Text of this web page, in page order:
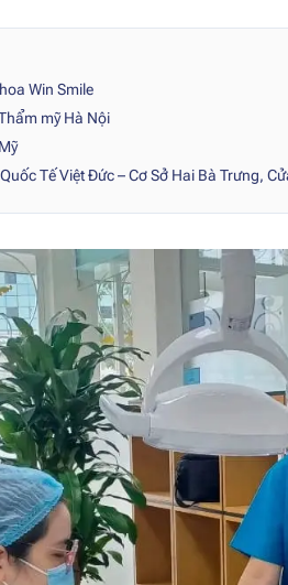
Win Smile
mỹ Hà Nội
Tế Việt Đức – Cơ Sở Hai Bà Trưng,